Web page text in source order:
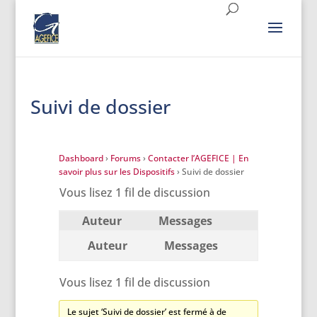
Suivi de dossier
Dashboard › Forums › Contacter l’AGEFICE | En
savoir plus sur les Dispositifs › Suivi de dossier
Vous lisez 1 fil de discussion
Auteur
Messages
Auteur
Messages
Vous lisez 1 fil de discussion
Le sujet ‘Suivi de dossier’ est fermé à de